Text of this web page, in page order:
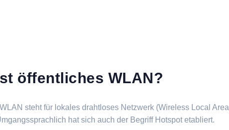
öffentliches WLAN?
steht für lokales drahtloses Netzwerk (Wireless Local Area
hat sich auch der Begriff Hotspot etabliert.